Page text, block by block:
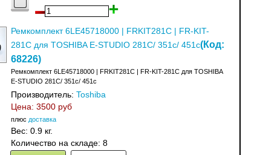
Ремкомплект 6LE45718000 | FRKIT281C | FR-KIT-
281C для TOSHIBA E-STUDIO 281C/ 351c/ 451c(Код:
68226)
Ремкомплект 6LE45718000 | FRKIT281C | FR-KIT-281C для TOSHIBA
E-STUDIO 281C/ 351c/ 451c
Производитель: Toshiba
Цена: 3500 руб
плюс доставка
Вес: 0.9 кг.
Количество на складе: 8